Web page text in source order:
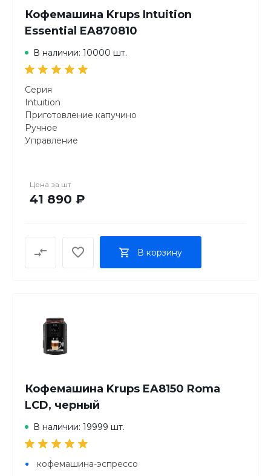
Кофемашина Krups Intuition
Essential EA870810
В наличии: 10000 шт.
Серия
Intuition
Приготовление капучино
Ручное
Управление
Бренд
Krups
Цена за шт
41 890 ₽
В корзину
Кофемашина Krups EA8150 Roma
LCD, черный
В наличии: 19999 шт.
кофемашина-эспрессо